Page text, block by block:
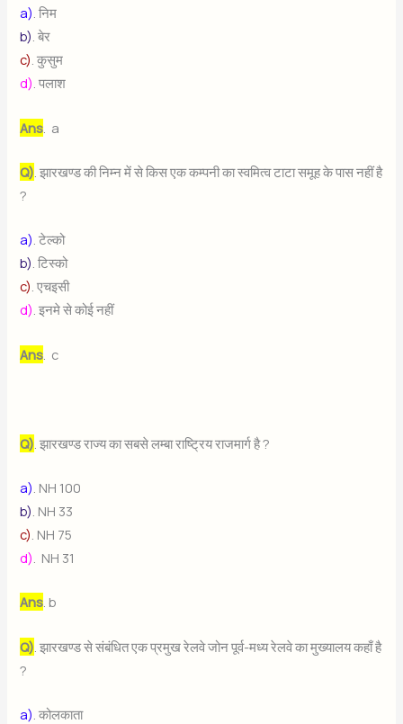
a). निम
b). बेर
c). कुसुम
d). पलाश
Ans . a
Q). झारखण्ड की निम्न में से किस एक कम्पनी का स्वमित्व टाटा समूह के पास नहीं है
?
a). टेल्को
b). टिस्को
c). एचइसी
d). इनमे से कोई नहीं
Ans . c
Q) . झारखण्ड राज्य का सबसे लम्बा राष्ट्रिय राजमार्ग है ?
a) . NH 100
b) . NH 33
c) . NH 75
d) . NH 31
Ans. b
Q) . झारखण्ड से संबंधित एक प्रमुख रेलवे जोन पूर्व-मध्य रेलवे का मुख्यालय कहाँ है
?
a) . कोलकाता